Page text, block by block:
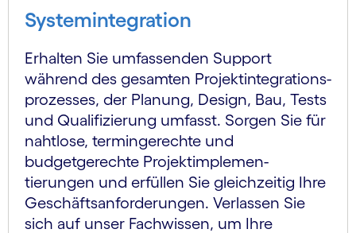
Systemintegration
Erhalten Sie umfassenden Support
während des gesamten Projekt­integrations­
prozesses, der Planung, Design, Bau, Tests
und Qualifizierung umfasst. Sorgen Sie für
nahtlose, termingerechte und
budgetgerechte Projekt­implemen­
tierungen und erfüllen Sie gleichzeitig Ihre
Geschäfts­anforderungen. Verlassen Sie
sich auf unser Fachwissen, um Ihre